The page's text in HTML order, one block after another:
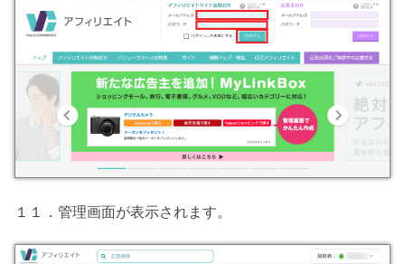
１１．管理画面が表示されます。